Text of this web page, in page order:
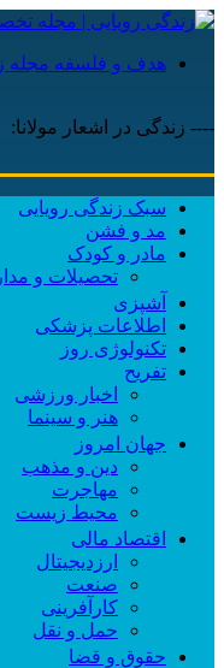
هدف و فلسفه مجله
---- زندگی در اشعار مولانا:
سبک زندگی رویایی
مد و فشن
مادر و کودک
تحصیلات و
آشپزی
اطلاعات پزشکی
تکنولوژی روز
تفریح
اخبار ورزشی
هنر و سینما
جهان امروز
دین و مذهب
مهاجرت
محیط زیست
اقتصاد مالی
ارزدیجیتال
صنعت
کارآفرینی
حمل و نقل
حقوق و قضا